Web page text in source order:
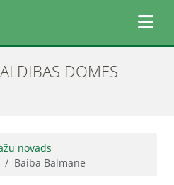
DOMES
novads
Baiba Balmane